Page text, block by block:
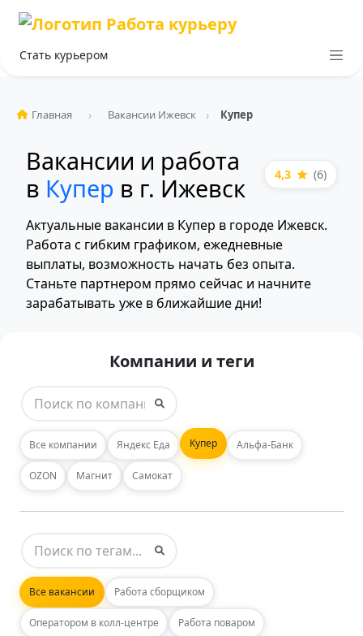
Стать курьером
Главная Вакансии Ижевск Купер
Вакансии и работа
в Купер в г. Ижевск 4,3 (6)
Актуальные вакансии в Купер в городе Ижевск.
Работа с гибким графиком, ежедневные
выплаты, возможность начать без опыта.
Станьте партнером прямо сейчас и начните
зарабатывать уже в ближайшие дни!
Компании и теги
Все компании Яндекс Еда Купер Альфа-Банк
OZON Магнит Самокат
Все вакансии Работа сборщиком
Оператором в колл-центре Работа поваром